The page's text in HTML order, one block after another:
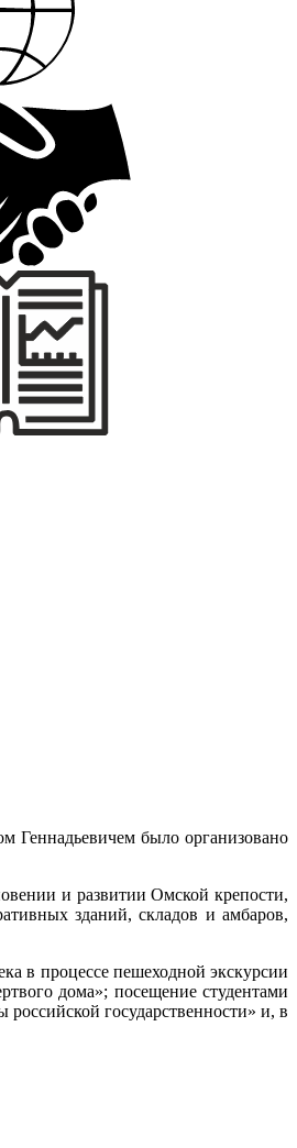
Геннадьевичем было организовано
и развитии Омской крепости,
зданий, складов и амбаров,
в процессе пешеходной экскурсии
дома»; посещение студентами
государственности» и, в